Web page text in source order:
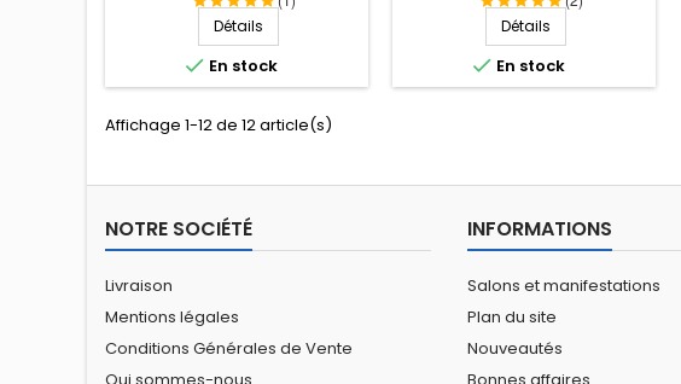
réduit.
Détails
 En stock
graisses (cuivre, aluminium,
rotor et pylône) à prix réduit.
Détails
 En stock
Affichage 1-12 de 12 article(s)
NOTRE SOCIÉTÉ
Livraison
Mentions légales
Conditions Générales de Vente
Qui sommes-nous
INFORMATIONS
Salons et manifestations
Plan du site
Nouveautés
Bonnes affaires